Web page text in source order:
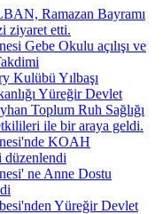
Ramazan Bayramı
ziyaret etti.
Gebe Okulu açılışı ve
Kulübü Yılbaşı
Yüreğir Devlet
Toplum Ruh Sağlığı
ile bir araya geldi.
KOAH
ne Anne Dostu
Yüreğir Devlet